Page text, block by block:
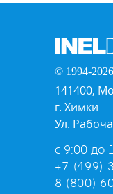
© 1994-
141400,
г. Химки
Ул.
с 9:00 до
+7 (499)
8 (800)